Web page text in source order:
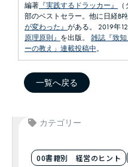
編著 『実践するドラッカー』
部のベストセラー。他に日経BP
が変わった』 がある。 2019年
原理原則』 を出版。 雑誌『致
ーの教え」連載投稿中。
一覧へ戻る
カテゴリー
00書籍別 経営のヒント